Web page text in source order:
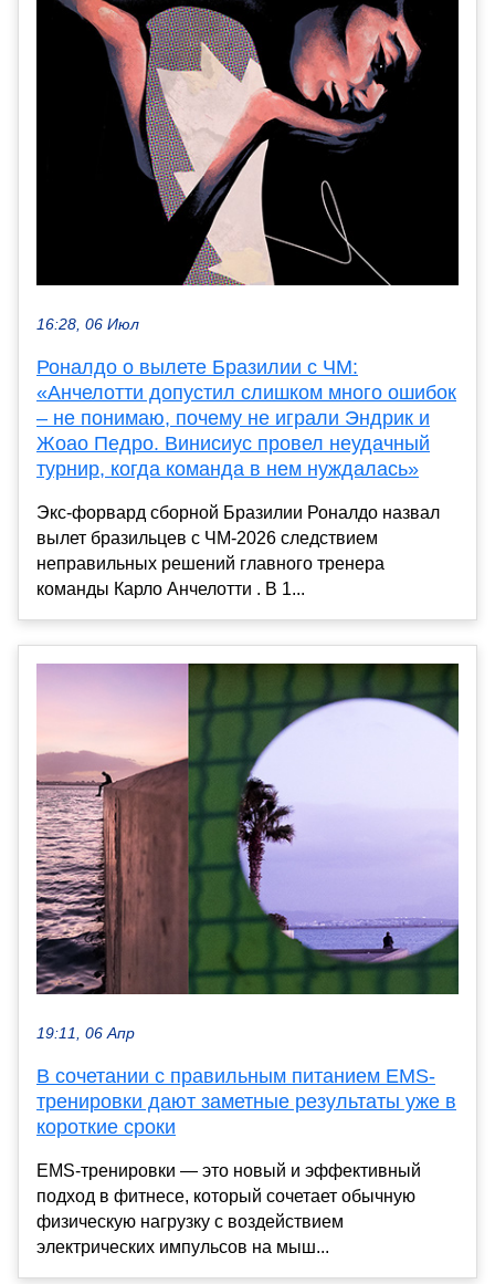
16:28, 06 Июл
Роналдо о вылете Бразилии с ЧМ:
«Анчелотти допустил слишком много ошибок
– не понимаю, почему не играли Эндрик и
Жоао Педро. Винисиус провел неудачный
турнир, когда команда в нем нуждалась»
Экс-форвард сборной Бразилии Роналдо назвал
вылет бразильцев с ЧМ-2026 следствием
неправильных решений главного тренера
команды Карло Анчелотти . В 1...
19:11, 06 Апр
В сочетании с правильным питанием EMS-
тренировки дают заметные результаты уже в
короткие сроки
EMS-тренировки — это новый и эффективный
подход в фитнесе, который сочетает обычную
физическую нагрузку с воздействием
электрических импульсов на мыш...